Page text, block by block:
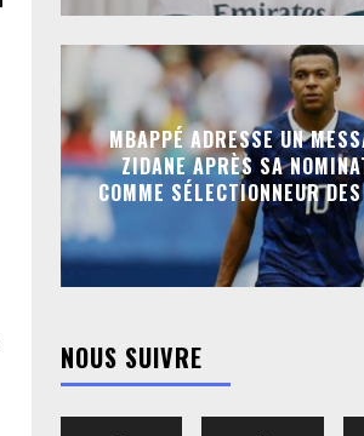
MBAPPÉ ADRESSE UN
ZIDANE APRÈS SA
COMME SÉLECTIONNEUR
NOUS SUIVRE